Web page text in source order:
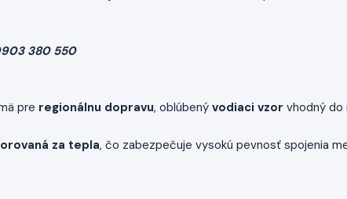
380 550
pre regionálnu dopravu, oblúbený vodiaci vzor vhodný do
za tepla, čo zabezpečuje vysokú pevnosť spojenia